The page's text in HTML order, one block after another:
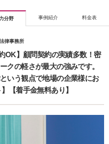
分野 事例紹介 料金表
律事務所
OK】顧問契約の実績多数！密
クの軽さが最大の強みです。
いう観点で地場の企業様にお
【着手金無料あり】